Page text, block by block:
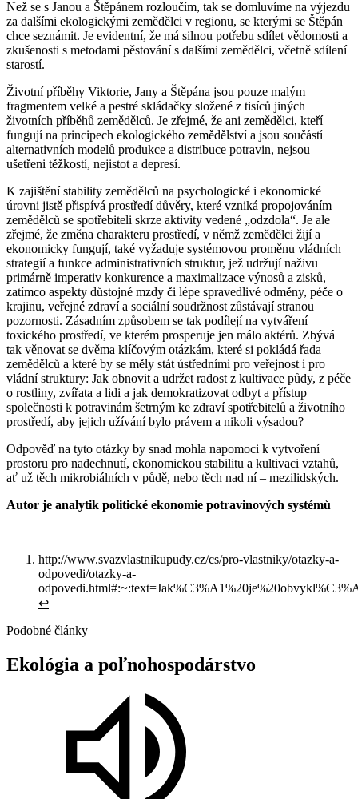
Než se s Janou a Štěpánem rozloučím, tak se domluvíme na výjezdu
za dalšími ekologickými zemědělci v regionu, se kterými se Štěpán
chce seznámit. Je evidentní, že má silnou potřebu sdílet vědomosti a
zkušenosti s metodami pěstování s dalšími zemědělci, včetně sdílení
starostí.
Životní příběhy Viktorie, Jany a Štěpána jsou pouze malým
fragmentem velké a pestré skládačky složené z tisíců jiných
životních příběhů zemědělců. Je zřejmé, že ani zemědělci, kteří
fungují na principech ekologického zemědělství a jsou součástí
alternativních modelů produkce a distribuce potravin, nejsou
ušetřeni těžkostí, nejistot a depresí.
K zajištění stability zemědělců na psychologické i ekonomické
úrovni jistě přispívá prostředí důvěry, které vzniká propojováním
zemědělců se spotřebiteli skrze aktivity vedené „odzdola“. Je ale
zřejmé, že změna charakteru prostředí, v němž zemědělci žijí a
ekonomicky fungují, také vyžaduje systémovou proměnu vládních
strategií a funkce administrativních struktur, jež udržují naživu
primárně imperativ konkurence a maximalizace výnosů a zisků,
zatímco aspekty důstojné mzdy či lépe spravedlivé odměny, péče o
krajinu, veřejné zdraví a sociální soudržnost zůstávají stranou
pozornosti. Zásadním způsobem se tak podílejí na vytváření
toxického prostředí, ve kterém prosperuje jen málo aktérů. Zbývá
tak věnovat se dvěma klíčovým otázkám, které si pokládá řada
zemědělců a které by se měly stát ústředními pro veřejnost i pro
vládní struktury: Jak obnovit a udržet radost z kultivace půdy, z péče
o rostliny, zvířata a lidi a jak demokratizovat odbyt a přístup
společnosti k potravinám šetrným ke zdraví spotřebitelů a životního
prostředí, aby jejich užívání bylo právem a nikoli výsadou?
Odpověď na tyto otázky by snad mohla napomoci k vytvoření
prostoru pro nadechnutí, ekonomickou stabilitu a kultivaci vztahů,
ať už těch mikrobiálních v půdě, nebo těch nad ní – mezilidských.
Autor je analytik politické ekonomie potravinových systémů
http://www.svazvlastnikupudy.cz/cs/pro-vlastniky/otazky-a-
odpovedi/otazky-a-
↩︎
Podobné články
Ekológia a poľnohospodárstvo